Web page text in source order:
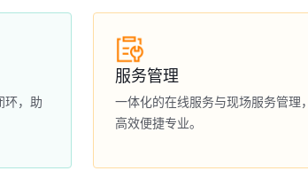
环，助
服务管理
一体化的在线服务与现场服务管理，
高效便捷专业。